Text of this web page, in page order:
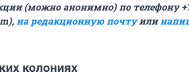
(можно анонимно) по телефону
на редакционную почтуили
колониях